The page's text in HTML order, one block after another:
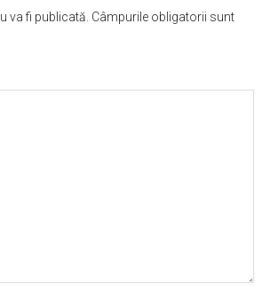
va fi publicată. Câmpurile obligatorii sunt